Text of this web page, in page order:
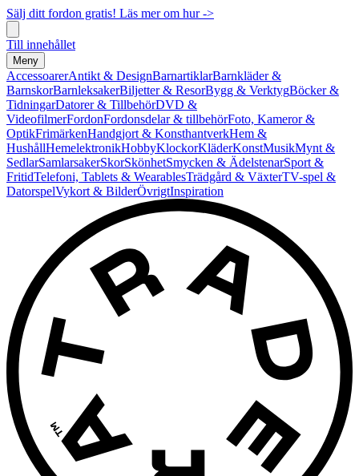
Sälj ditt fordon gratis! Läs mer om hur ->
Till innehållet
Meny
AccessoarerAntikt & DesignBarnartiklarBarnkläder &
BarnskorBarnleksakerBiljetter & ResorBygg & VerktygBöcker &
TidningarDatorer & TillbehörDVD &
VideofilmerFordonFordonsdelar & tillbehörFoto, Kameror &
OptikFrimärkenHandgjort & KonsthantverkHem &
HushållHemelektronikHobbyKlockorKläderKonstMusikMynt &
SedlarSamlarsakerSkorSkönhetSmycken & ÄdelstenarSport &
FritidTelefoni, Tablets & WearablesTrädgård & VäxterTV-spel &
DatorspelVykort & BilderÖvrigtInspiration